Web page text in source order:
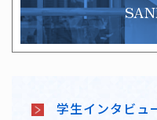
学生インタビュ